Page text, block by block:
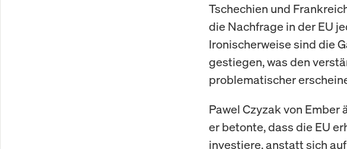
Tschechien und
die Nachfrage in der EU
Ironischerweise sind die
gestiegen, was den
problematischer
Pawel Czyzak von
er betonte, dass die EU
investiere, anstatt sich